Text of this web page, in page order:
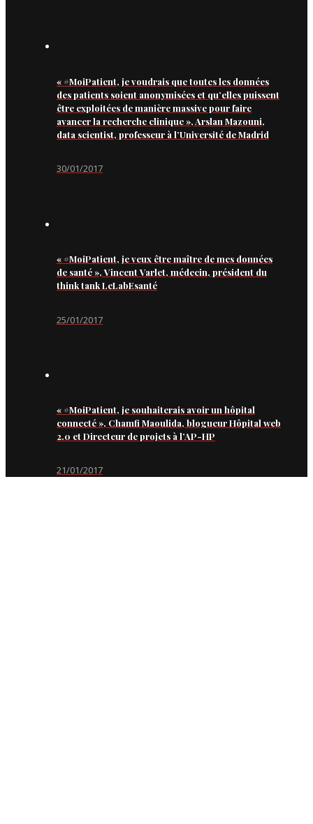
« #MoiPatient, je voudrais que toutes les données
des patients soient anonymisées et qu’elles puissent
être exploitées de manière massive pour faire
avancer la recherche clinique », Arslan Mazouni,
data scientist, professeur à l’Université de Madrid
30/01/2017
« #MoiPatient, je veux être maître de mes données
de santé », Vincent Varlet, médecin, président du
think tank LeLabEsanté
25/01/2017
« #MoiPatient, je souhaiterais avoir un hôpital
connecté », Chamfi Maoulida, blogueur Hôpital web
2.0 et Directeur de projets à l’AP-HP
21/01/2017